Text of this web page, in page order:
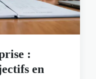
:
en